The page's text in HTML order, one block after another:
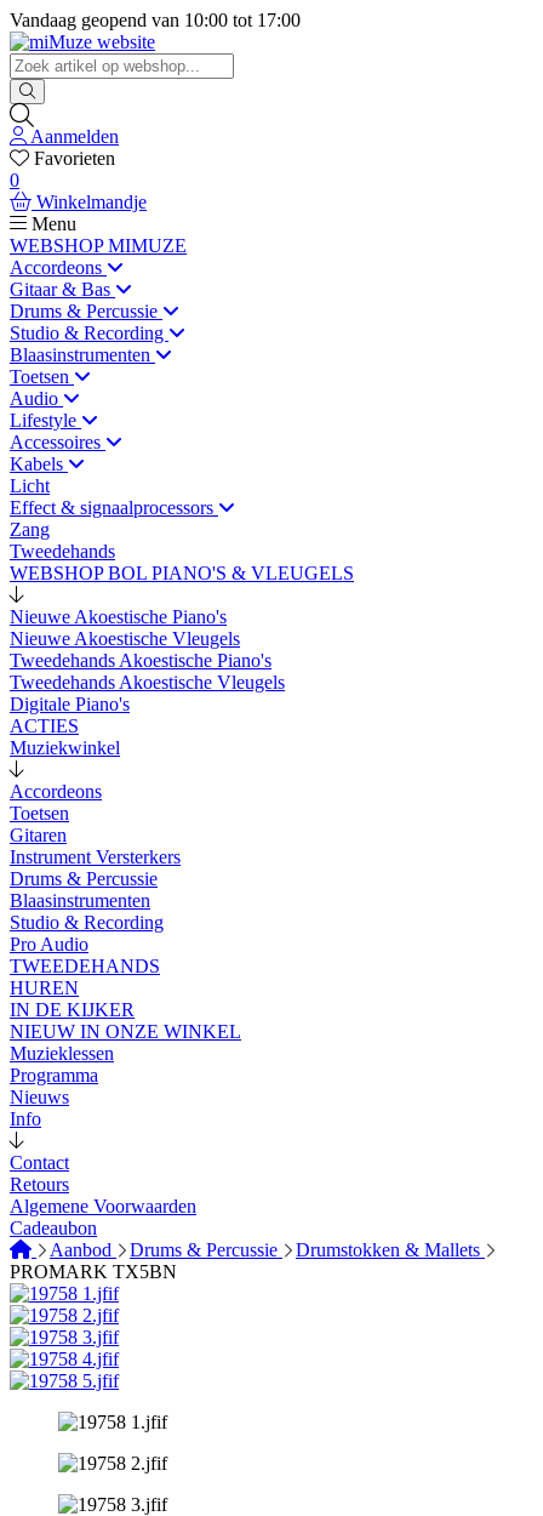
Vandaag geopend van 10:00 tot 17:00
Aanmelden
Favorieten
0
Winkelmandje
Menu
WEBSHOP MIMUZE
Accordeons
Gitaar & Bas
Drums & Percussie
Studio & Recording
Blaasinstrumenten
Toetsen
Audio
Lifestyle
Accessoires
Kabels
Licht
Effect & signaalprocessors
Zang
Tweedehands
WEBSHOP BOL PIANO'S & VLEUGELS
Nieuwe Akoestische Piano's
Nieuwe Akoestische Vleugels
Tweedehands Akoestische Piano's
Tweedehands Akoestische Vleugels
Digitale Piano's
ACTIES
Muziekwinkel
Accordeons
Toetsen
Gitaren
Instrument Versterkers
Drums & Percussie
Blaasinstrumenten
Studio & Recording
Pro Audio
TWEEDEHANDS
HUREN
IN DE KIJKER
NIEUW IN ONZE WINKEL
Muzieklessen
Programma
Nieuws
Info
Contact
Retours
Algemene Voorwaarden
Cadeaubon
Aanbod
Drums & Percussie
Drumstokken & Mallets
PROMARK TX5BN